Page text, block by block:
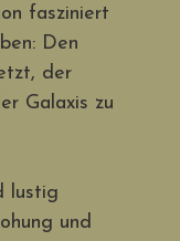
fasziniert
Den
der
Galaxis zu
lustig
und